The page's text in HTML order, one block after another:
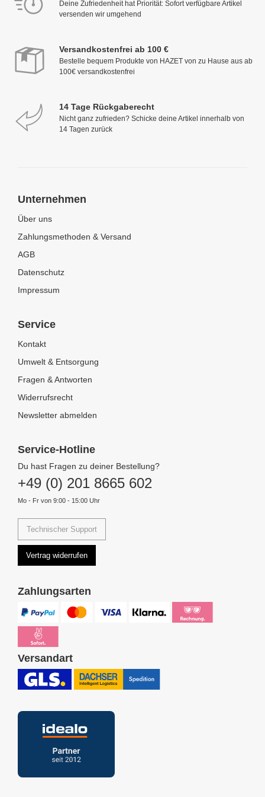
Deine Zufriedenheit hat Priorität: Sofort verfügbare Artikel
versenden wir umgehend
Versandkostenfrei ab 100 €
Bestelle bequem Produkte von HAZET von zu Hause aus ab
100€ versandkostenfrei
14 Tage Rückgaberecht
Nicht ganz zufrieden? Schicke deine Artikel innerhalb von
14 Tagen zurück
Unternehmen
Über uns
Zahlungsmethoden & Versand
AGB
Datenschutz
Impressum
Service
Kontakt
Umwelt & Entsorgung
Fragen & Antworten
Widerrufsrecht
Newsletter abmelden
Service-Hotline
Du hast Fragen zu deiner Bestellung?
+49 (0) 201 8665 602
Mo - Fr von 9:00 - 15:00 Uhr
Technischer Support
Vertrag widerrufen
Zahlungsarten
Versandart